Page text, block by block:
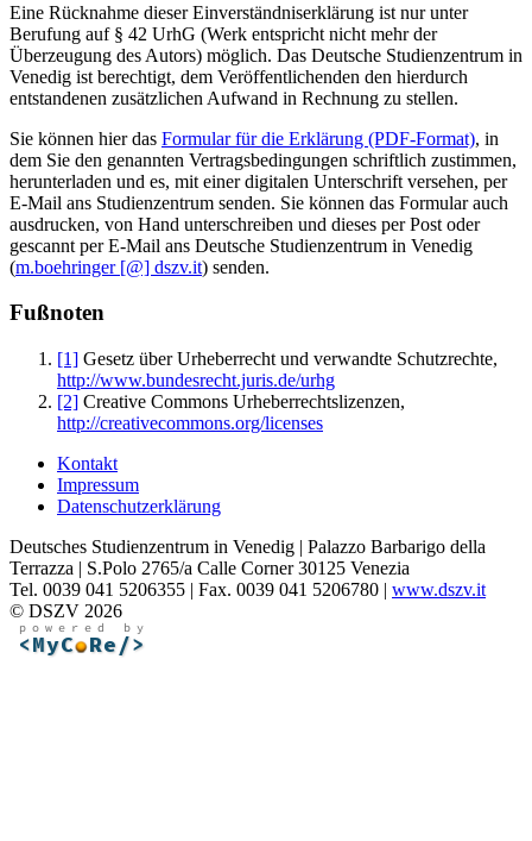
Eine Rücknahme dieser Einverständniserklärung ist nur unter
Berufung auf § 42 UrhG (Werk entspricht nicht mehr der
Überzeugung des Autors) möglich. Das Deutsche Studienzentrum in
Venedig ist berechtigt, dem Veröffentlichenden den hierdurch
entstandenen zusätzlichen Aufwand in Rechnung zu stellen.
Sie können hier das Formular für die Erklärung (PDF-Format), in
dem Sie den genannten Vertragsbedingungen schriftlich zustimmen,
herunterladen und es, mit einer digitalen Unterschrift versehen, per
E-Mail ans Studienzentrum senden. Sie können das Formular auch
ausdrucken, von Hand unterschreiben und dieses per Post oder
gescannt per E-Mail ans Deutsche Studienzentrum in Venedig
(m.boehringer [@] dszv.it) senden.
Fußnoten
[1] Gesetz über Urheberrecht und verwandte Schutzrechte,
http://www.bundesrecht.juris.de/urhg
[2] Creative Commons Urheberrechtslizenzen,
http://creativecommons.org/licenses
Kontakt
Impressum
Datenschutzerklärung
Deutsches Studienzentrum in Venedig | Palazzo Barbarigo della
Terrazza | S.Polo 2765/a Calle Corner 30125 Venezia
Tel. 0039 041 5206355 | Fax. 0039 041 5206780 | www.dszv.it
© DSZV 2026